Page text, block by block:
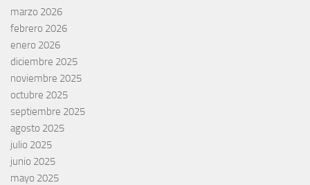
marzo 2026
febrero 2026
enero 2026
diciembre 2025
noviembre 2025
octubre 2025
septiembre 2025
agosto 2025
julio 2025
junio 2025
mayo 2025